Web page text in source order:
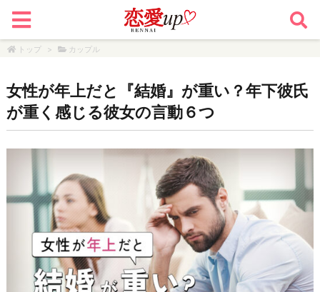
トップ > カップル
女性が年上だと『結婚』が重い？年下彼氏
が重く感じる彼女の言動６つ